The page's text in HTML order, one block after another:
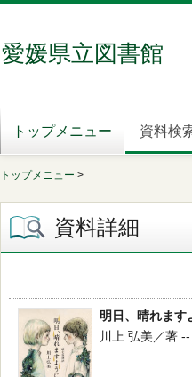
愛媛県立図書館
トップメニュー 資料検
トップメニュー >
資料詳細
明日、晴れます
川上 弘美／著